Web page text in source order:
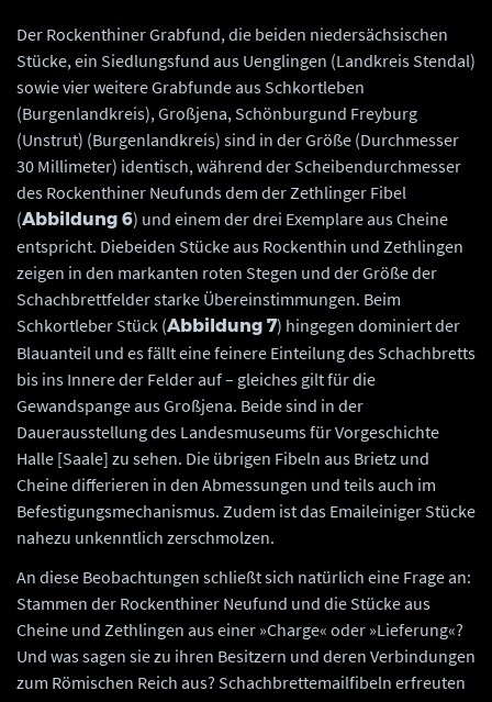
Der Rockenthiner Grabfund, die beiden niedersächsischen
Stücke, ein Siedlungsfund aus Uenglingen (Landkreis Stendal)
sowie vier weitere Grabfunde aus Schkortleben
(Burgenlandkreis), Großjena, Schönburgund Freyburg
(Unstrut) (Burgenlandkreis) sind in der Größe (Durchmesser
30 Millimeter) identisch, während der Scheibendurchmesser
des Rockenthiner Neufunds dem der Zethlinger Fibel
(Abbildung 6) und einem der drei Exemplare aus Cheine
entspricht. Diebeiden Stücke aus Rockenthin und Zethlingen
zeigen in den markanten roten Stegen und der Größe der
Schachbrettfelder starke Übereinstimmungen. Beim
Schkortleber Stück (Abbildung 7) hingegen dominiert der
Blauanteil und es fällt eine feinere Einteilung des Schachbretts
bis ins Innere der Felder auf – gleiches gilt für die
Gewandspange aus Großjena. Beide sind in der
Dauerausstellung des Landesmuseums für Vorgeschichte
Halle [Saale] zu sehen. Die übrigen Fibeln aus Brietz und
Cheine differieren in den Abmessungen und teils auch im
Befestigungsmechanismus. Zudem ist das Emaileiniger Stücke
nahezu unkenntlich zerschmolzen.
An diese Beobachtungen schließt sich natürlich eine Frage an:
Stammen der Rockenthiner Neufund und die Stücke aus
Cheine und Zethlingen aus einer »Charge« oder »Lieferung«?
Und was sagen sie zu ihren Besitzern und deren Verbindungen
zum Römischen Reich aus? Schachbrettemailfibeln erfreuten